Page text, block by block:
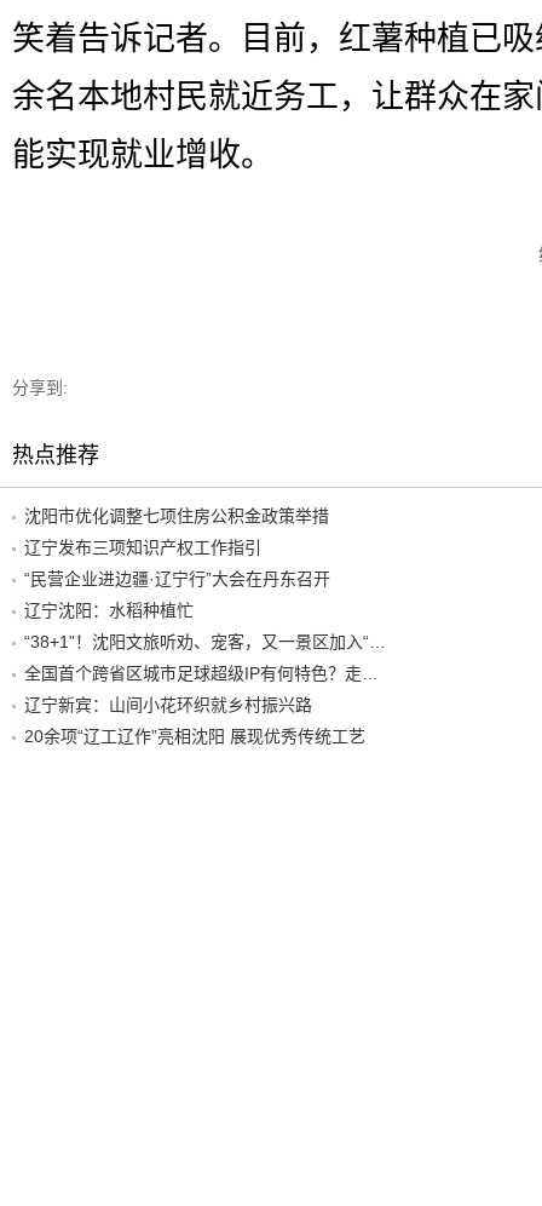
笑着告诉记者。目前，红薯种植已
余名本地村民就近务工，让群众在
能实现就业增收。
分享到:
热点推荐
沈阳市优化调整七项住房公积金政策举措
辽宁发布三项知识产权工作指引
“民营企业进边疆·辽宁行”大会在丹东召开
辽宁沈阳：水稻种植忙
辽宁新宾：山间小花环织就乡村振兴路
20余项“辽工辽作”亮相沈阳 展现优秀传统工艺